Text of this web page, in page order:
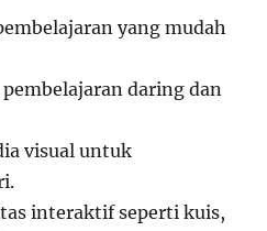
yang mudah
daring dan
visual untuk
interaktif seperti kuis,